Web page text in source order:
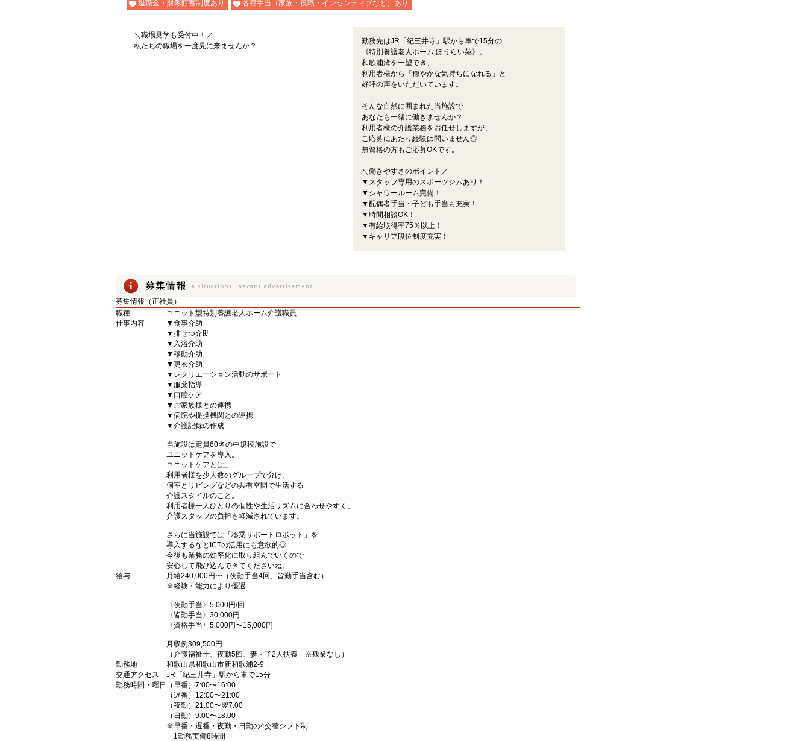
退職金・財形貯蓄制度あり 各種手当（家族・役職・インセンティブなど）あり
＼職場見学も受付中！／
私たちの職場を一度見に来ませんか？
勤務先はJR「紀三井寺」駅から車で15分の
《特別養護老人ホーム ほうらい苑》。
和歌浦湾を一望でき、
利用者様から「穏やかな気持ちになれる」と
好評の声をいただいています。
そんな自然に囲まれた当施設で
あなたも一緒に働きませんか？
利用者様の介護業務をお任せしますが、
ご応募にあたり経験は問いません◎
無資格の方もご応募OKです。
＼働きやすさのポイント／
▼スタッフ専用のスポーツジムあり！
▼シャワールーム完備！
▼配偶者手当・子ども手当も充実！
▼時間相談OK！
▼有給取得率75％以上！
▼キャリア段位制度充実！
募集情報（正社員）
職種
ユニット型特別養護老人ホーム介護職員
仕事内容
▼食事介助
▼排せつ介助
▼入浴介助
▼移動介助
▼更衣介助
▼レクリエーション活動のサポート
▼服薬指導
▼口腔ケア
▼ご家族様との連携
▼病院や提携機関との連携
▼介護記録の作成
当施設は定員60名の中規模施設で
ユニットケアを導入。
ユニットケアとは、
利用者様を少人数のグループで分け、
個室とリビングなどの共有空間で生活する
介護スタイルのこと。
利用者様一人ひとりの個性や生活リズムに合わせやすく、
介護スタッフの負担も軽減されています。
さらに当施設では「移乗サポートロボット」を
導入するなどICTの活用にも意欲的◎
今後も業務の効率化に取り組んでいくので
安心して飛び込んできてくださいね。
給与
月給240,000円〜（夜勤手当4回、皆勤手当含む）
※経験・能力により優遇
〈夜勤手当〉5,000円/回
〈皆勤手当〉30,000円
〈資格手当〉5,000円〜15,000円
月収例309,500円
（介護福祉士、夜勤5回、妻・子2人扶養 ※残業なし）
勤務地
和歌山県和歌山市新和歌浦2-9
交通アクセス
JR「紀三井寺」駅から車で15分
勤務時間・曜日
（早番）7:00〜16:00
（遅番）12:00〜21:00
（夜勤）21:00〜翌7:00
（日勤）9:00〜18:00
※早番・遅番・夜勤・日勤の4交替シフト制
1勤務実働8時間